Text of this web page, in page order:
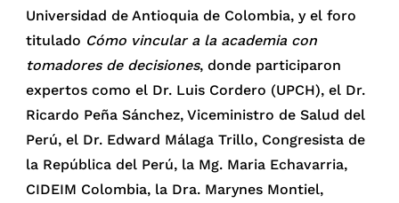
Universidad de Antioquia de Colombia, y el foro
titulado Cómo vincular a la academia con
tomadores de decisiones, donde participaron
expertos como el Dr. Luis Cordero (UPCH), el Dr.
Ricardo Peña Sánchez, Viceministro de Salud del
Perú, el Dr. Edward Málaga Trillo, Congresista de
la República del Perú, la Mg. Maria Echavarria,
CIDEIM Colombia, la Dra. Marynes Montiel,